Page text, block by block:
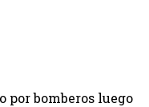
por bomberos luego